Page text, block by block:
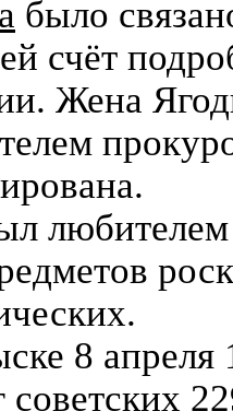
было
счёт
Жена
любителем
8 апреля
советских